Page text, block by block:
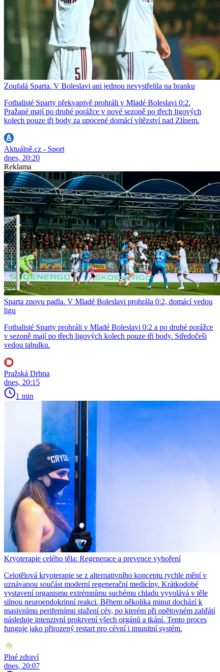
Zoufalá Sparta. V Boleslavi ani jednou nevystřelila na branku
Fotbalisté Sparty překvapivě prohráli v Mladé Boleslavi 0:2.
Pražané mají po druhé porážce v nové sezoně po třech ligových
kolech pouze tři body za upocené domácí vítězství nad Zlínem.
Aktuálně.cz - Sport
dnes, 20:20
Reklama
Sparta znovu padla. V Mladé Boleslavi prohrála 0:2, domácí vedou
ligu
Fotbalisté Sparty prohráli v Mladé Boleslavi 0:2 a po druhé porážce
v sezoně mají po třech ligových kolech pouze tři body. Středočeši
vedou tabulku.
Pražská Drbna
dnes, 20:15
1 min
Kryoterapie celého těla: Regenerace a prevence vyhoření
Celotělová kryoterapie se z alternativního konceptu rychle mění v
uznávanou součást moderní regenerační medicíny. Krátkodobé
vystavení organismu extrémnímu suchému chladu vyvolává v těle
silnou neuroendokrinní reakci. Během několika minut dochází k
masivnímu perifernímu stažení cév, po kterém při opětovném zahřátí
následuje intenzivní prokrvení všech orgánů a tkání. Tento proces
funguje jako přirozený restart pro cévní i imunitní systém.
Plné zdraví
dnes, 20:07